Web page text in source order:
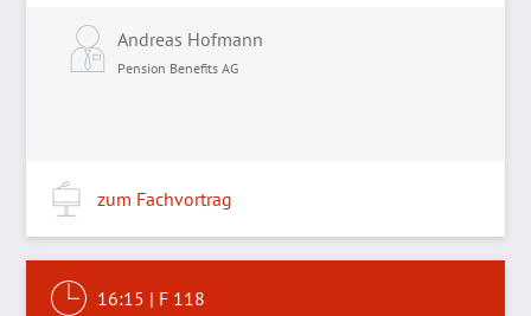
Andreas Hofmann
Pension Benefits AG
zum Fachvortrag
16:15 | F 118